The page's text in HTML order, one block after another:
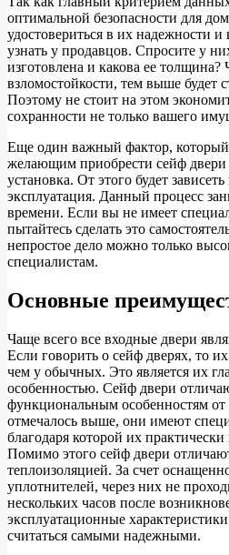
оптимальной безопасности для
удостовериться в их надежности
узнать у продавцов. Спросите у
изготовлена и какова ее
взломостойкости, тем выше будет
Поэтому не стоит на этом
сохранности не только вашего
Еще один важный фактор, который
желающим приобрести сейф двери
установка. От этого будет
эксплуатация. Данный процесс
времени. Если вы не имеет
пытайтесь сделать это
непростое дело можно только
специалистам.
Основные
Чаще всего все входные двери
Если говорить о сейф дверях, то
чем у обычных. Это является их
особенностью. Сейф двери
функциональным особенностям
отмечалось выше, они имеют
благодаря которой их
Помимо этого сейф двери
теплоизоляцией. За счет
уплотнителей, через них не
нескольких часов после
эксплуатационные
считаться самыми надежными.